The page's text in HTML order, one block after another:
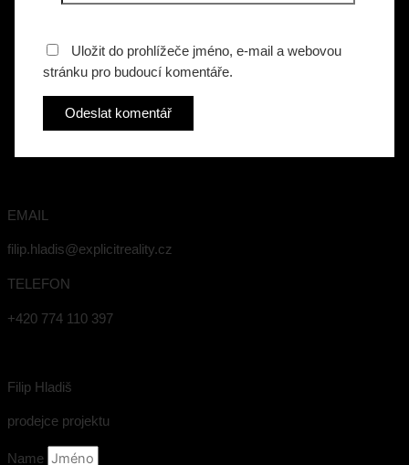
stránky
Uložit do prohlížeče jméno, e-mail a webovou
stránku pro budoucí komentáře.
EMAIL
filip.hladis@explicitreality.cz
TELEFON
+420 774 110 397
Filip Hladiš
prodejce projektu
Name